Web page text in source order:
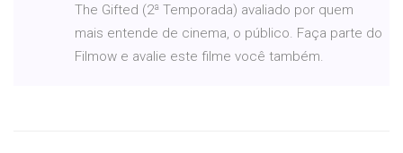
The Gifted (2ª Temporada) avaliado por quem
mais entende de cinema, o público. Faça parte do
Filmow e avalie este filme você também.